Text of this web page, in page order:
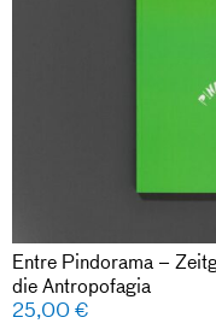
Entre Pindorama –
die Antropofagia
25,00€